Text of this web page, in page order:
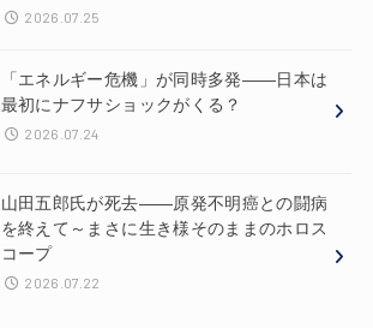
2026.07.25
「エネルギー危機」が同時多発——日本は
最初にナフサショックがくる？
2026.07.24
山田五郎氏が死去——原発不明癌との闘病
を終えて～まさに生き様そのままのホロス
コープ
2026.07.22